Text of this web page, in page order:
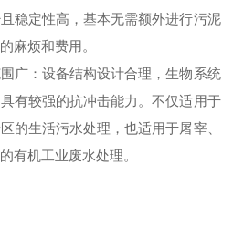
稳定性高，基本无需额外进行污泥
麻烦和费用。
广：设备结构设计合理，生物系统
有较强的抗冲击能力。不仅适用于
的生活污水处理，也适用于屠宰、
有机工业废水处理。